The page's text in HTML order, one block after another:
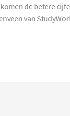
de betere
van